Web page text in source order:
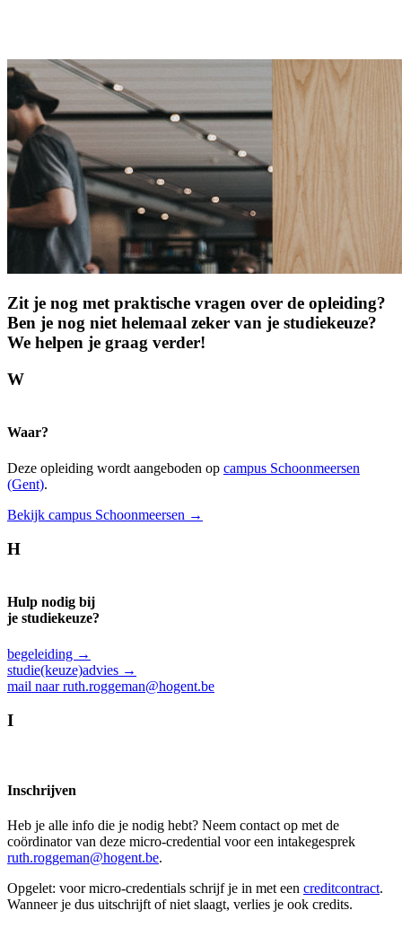
Zit je nog met prak­tische vragen over de opleiding?
Ben je nog niet helemaal zeker van je studie­keuze?
We helpen je graag verder!
W
Waar?
Deze opleiding wordt aangeboden op campus Schoonmeersen
(Gent).
Bekijk campus Schoonmeersen →
H
Hulp nodig bij
je studiekeuze?
begeleiding →
studie(keuze)advies →
mail naar ruth.roggeman@hogent.be
I
Inschrijven
Heb je alle info die je nodig hebt? Neem contact op met de
coördinator van deze micro-credential voor een intakegesprek
ruth.roggeman@hogent.be.
Opgelet: voor micro-credentials schrijf je in met een creditcontract.
Wanneer je dus uitschrijft of niet slaagt, verlies je ook credits.